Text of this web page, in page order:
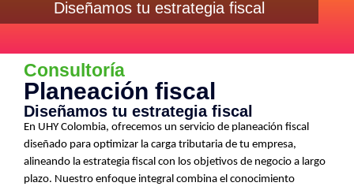
Diseñamos tu estrategia fiscal
Consultoría
Planeación fiscal
Diseñamos tu estrategia fiscal
En UHY Colombia, ofrecemos un servicio de planeación fiscal
diseñado para optimizar la carga tributaria de tu empresa,
alineando la estrategia fiscal con los objetivos de negocio a largo
plazo. Nuestro enfoque integral combina el conocimiento